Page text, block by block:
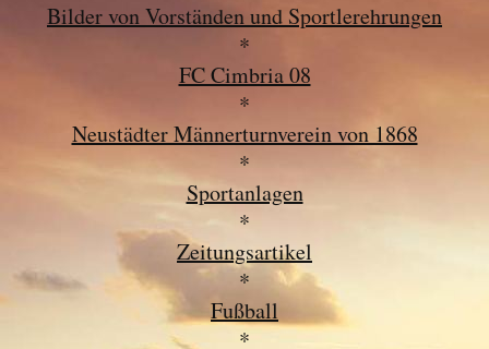
Bilder von Vorständen und Sportlerehrungen
*
FC Cimbria 08
*
Neustädter Männerturnverein von 1868
*
Sportanlagen
*
Zeitungsartikel
*
Fußball
*